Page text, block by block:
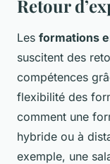
Retour
Les formations
suscitent des
compétences
flexibilité des
comment une
hybride ou à
exemple, une